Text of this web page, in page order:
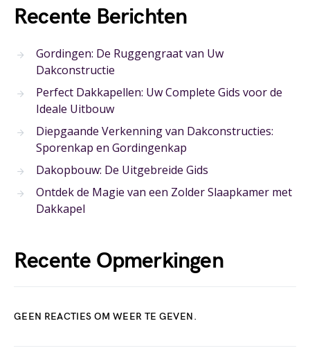
Recente Berichten
Gordingen: De Ruggengraat van Uw
Dakconstructie
Perfect Dakkapellen: Uw Complete Gids voor de
Ideale Uitbouw
Diepgaande Verkenning van Dakconstructies:
Sporenkap en Gordingenkap
Dakopbouw: De Uitgebreide Gids
Ontdek de Magie van een Zolder Slaapkamer met
Dakkapel
Recente Opmerkingen
GEEN REACTIES OM WEER TE GEVEN.